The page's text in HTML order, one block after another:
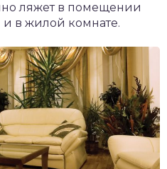
ляжет в помещении
в жилой комнате.